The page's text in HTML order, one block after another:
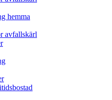
hemma
avfallskärl